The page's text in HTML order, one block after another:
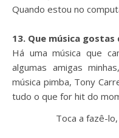
Quando estou no
13. Que música
Há uma música que
algumas amigas
música pimba, Tony
tudo o que for hit do
Toca a fazê-